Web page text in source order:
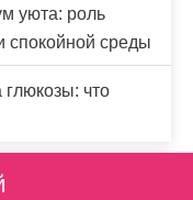
уюта: роль
спокойной среды
что